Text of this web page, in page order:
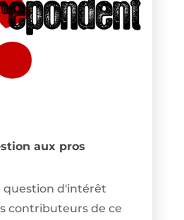
aux pros
question d'intérêt
contributeurs de ce